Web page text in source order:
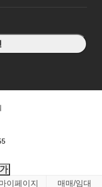
이페이지
매매/임대